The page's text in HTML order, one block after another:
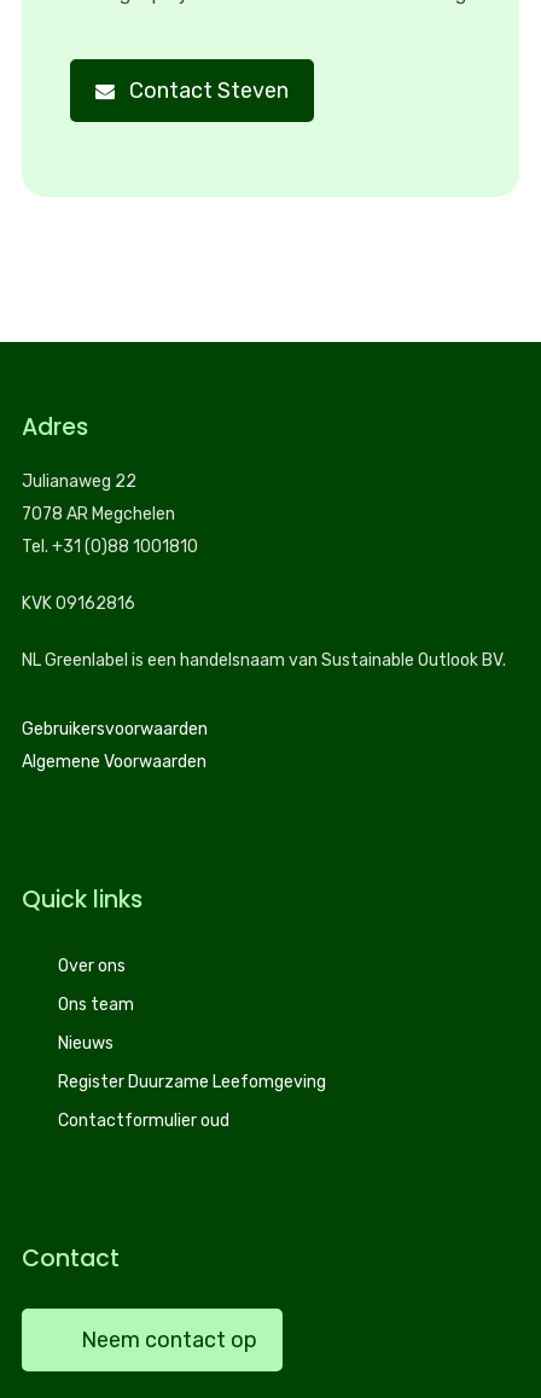
Contact Steven
Adres
Julianaweg 22
7078 AR Megchelen
Tel. +31 (0)88 1001810
KVK 09162816
NL Greenlabel is een handelsnaam van Sustainable Outlook BV.
Gebruikersvoorwaarden
Algemene Voorwaarden
Quick links
Over ons
Ons team
Nieuws
Register Duurzame Leefomgeving
Contactformulier oud
Contact
Neem contact op